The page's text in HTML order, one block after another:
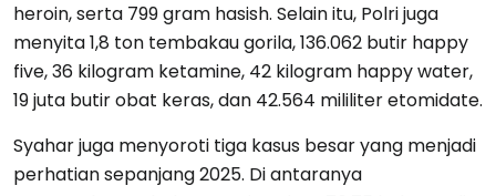
heroin, serta 799 gram hasish. Selain itu, Polri juga
menyita 1,8 ton tembakau gorila, 136.062 butir happy
five, 36 kilogram ketamine, 42 kilogram happy water,
19 juta butir obat keras, dan 42.564 mililiter etomidate.
Syahar juga menyoroti tiga kasus besar yang menjadi
perhatian sepanjang 2025. Di antaranya